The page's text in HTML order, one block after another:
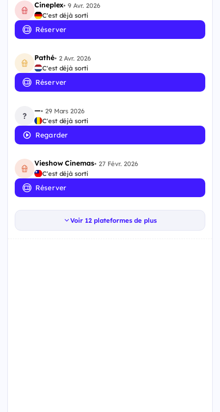
Cineplex•9 Avr. 2026
C'est déjà sorti
Réserver
Pathé• 2 Avr. 2026
C'est déjà sorti
Réserver
?
—• 29 Mars 2026
C'est déjà sorti
Regarder
Vieshow Cinemas• 27 Févr. 2026
C'est déjà sorti
Réserver
Voir 12 plateformes de plus